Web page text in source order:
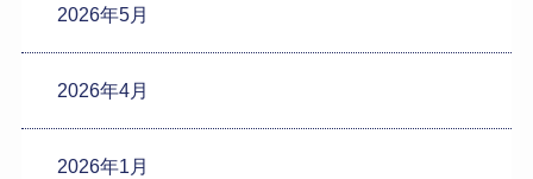
2026年5月
2026年4月
2026年1月